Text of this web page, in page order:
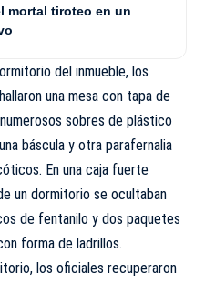
mortal tiroteo en un
del inmueble, los
una mesa con tapa de
sobres de plástico
báscula y otra parafernalia
En una caja fuerte
un dormitorio se ocultaban
de fentanilo y dos paquetes
forma de ladrillos.
los oficiales recuperaron